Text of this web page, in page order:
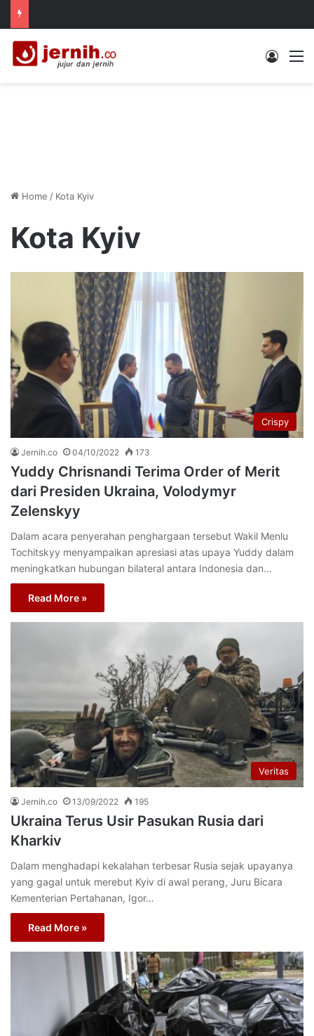
Log In
Home / Kota Kyiv
Kota Kyiv
Crispy
Jernih.co 04/10/2022 173
Yuddy Chrisnandi Terima Order of Merit
dari Presiden Ukraina, Volodymyr
Zelenskyy
Dalam acara penyerahan penghargaan tersebut Wakil Menlu
Tochitskyy menyampaikan apresiasi atas upaya Yuddy dalam
meningkatkan hubungan bilateral antara Indonesia dan…
Read More »
Veritas
Jernih.co 13/09/2022 195
Ukraina Terus Usir Pasukan Rusia dari
Kharkiv
Dalam menghadapi kekalahan terbesar Rusia sejak upayanya
yang gagal untuk merebut Kyiv di awal perang, Juru Bicara
Kementerian Pertahanan, Igor…
Read More »